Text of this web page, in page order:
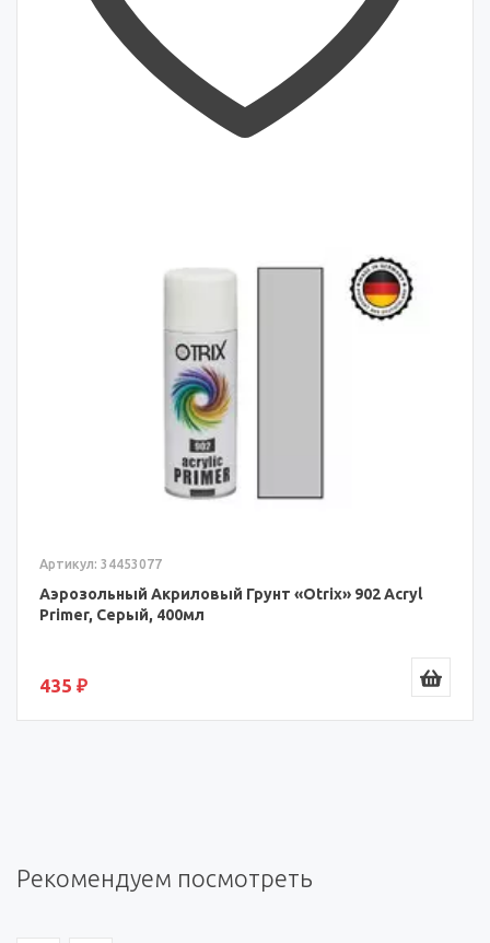
Артикул: 34453077
Аэрозольный Акриловый Грунт «Otrix» 902 Acryl
Primer, Серый, 400мл
435 ₽
Рекомендуем посмотреть